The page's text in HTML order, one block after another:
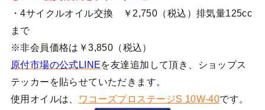
・4サイクルオイル交換 ￥2,750（税込）排気量125cc
まで
※非会員価格は￥3,850（税込）
原付市場の公式LINEを友達追加して頂き、ショップス
テッカーを貼らせていただきます。
使用オイルは、
ワコーズプロステージS 10W-40です。